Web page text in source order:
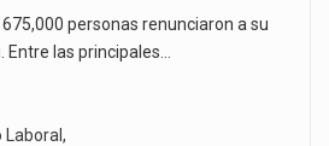
personas renunciaron a su
las principales…
Laboral,